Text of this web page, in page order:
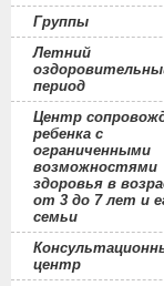
Группы
Летний
период
Центр
ребенка с
ограниченными
возможностями
здоровья в
от 3 до 7 лет и
семьи
центр